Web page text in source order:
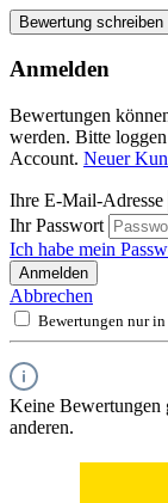
Bewertung schreiben
Anmelden
Bewertungen
werden. Bitte
Account. Neuer
Ihre E-Mail-Adresse
Ihr Passwort
Ich habe mein
Anmelden
Abbrechen
Bewertungen nur
Keine Bewertungen
anderen.